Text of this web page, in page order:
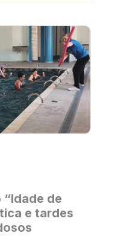
de
e tardes